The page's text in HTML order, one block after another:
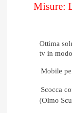
Misure:
Ottima
tv in
Mobile
Scocca
(Olmo